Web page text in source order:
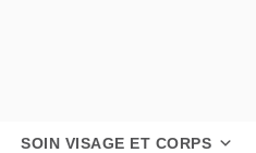
SOIN VISAGE ET CORPS